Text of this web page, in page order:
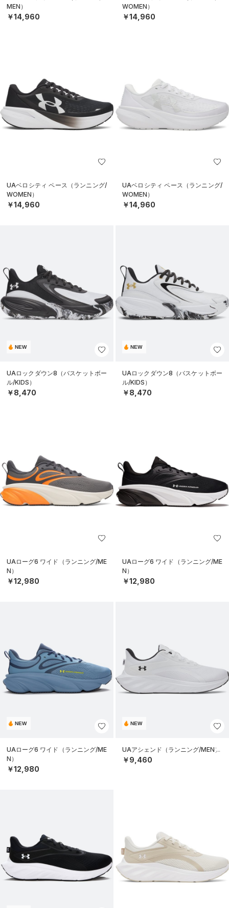
MEN）
￥14,960
WOMEN）
￥14,960
UAベロシティ ペース（ランニング/
WOMEN）
￥14,960
UAベロシティ ペース（ランニング/
WOMEN）
￥14,960
NEW
UAロックダウン8（バスケットボー
ル/KIDS）
￥8,470
NEW
UAロックダウン8（バスケットボー
ル/KIDS）
￥8,470
UAローグ6 ワイド（ランニング/ME
N）
￥12,980
UAローグ6 ワイド（ランニング/ME
N）
￥12,980
NEW
UAローグ6 ワイド（ランニング/ME
N）
￥12,980
NEW
UAアシェンド（ランニング/MEN）
￥9,460